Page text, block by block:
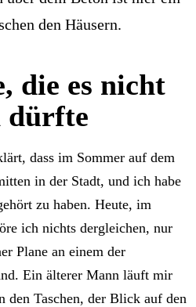
den Häusern.
die es nicht
dürfte
dass im Sommer auf dem
in der Stadt, und ich habe
zu haben. Heute, im
ich nichts dergleichen, nur
Plane an einem der
Ein älterer Mann läuft mir
den Taschen, der Blick auf den